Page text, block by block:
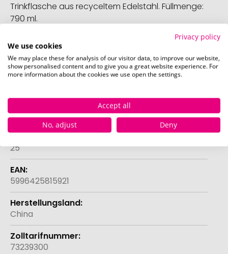
Trinkflasche aus recyceltem Edelstahl. Füllmenge:
790 ml.
Spezifikation
Weitere
Informationen
Flasche aus recyceltem Edelstahl Refill, weiss
140.275167
25
5996425815921
China
73239300
Privacy policy
We use cookies
We may place these for analysis of our visitor data, to improve our website,
show personalised content and to give you a great website experience. For
more information about the cookies we use open the settings.
Accept all
No, adjust
Deny